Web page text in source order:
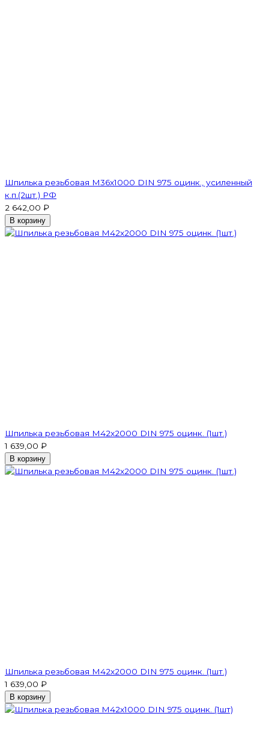
Шпилька резьбовая M36x1000 DIN 975 оцинк., усиленный
к.п.(2шт.) РФ
2 642,00 ₽
В корзину
Шпилька резьбовая M42x2000 DIN 975 оцинк. (1шт.)
1 639,00 ₽
В корзину
Шпилька резьбовая M42x2000 DIN 975 оцинк. (1шт.)
1 639,00 ₽
В корзину